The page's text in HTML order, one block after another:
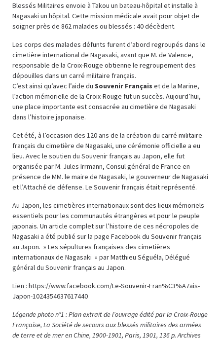
Blessés Militaires envoie à Takou un bateau-hôpital et installe à
Nagasaki un hôpital. Cette mission médicale avait pour objet de
soigner près de 862 malades ou blessés : 40 décèdent.
Les corps des malades défunts furent d’abord regroupés dans le
cimetière international de Nagasaki, avant que M. de Valence,
responsable de la Croix-Rouge obtienne le regroupement des
dépouilles dans un carré militaire français.
C’est ainsi qu’avec l’aide du Souvenir Français et de la Marine,
l’action mémorielle de la Croix-Rouge fut un succès. Aujourd’hui,
une place importante est consacrée au cimetière de Nagasaki
dans l’histoire japonaise.
Cet été, à l’occasion des 120 ans de la création du carré militaire
français du cimetière de Nagasaki, une cérémonie officielle a eu
lieu. Avec le soutien du Souvenir français au Japon, elle fut
organisée par M. Jules Irrmann, Consul général de France en
présence de MM. le maire de Nagasaki, le gouverneur de Nagasaki
et l’Attaché de défense. Le Souvenir français était représenté.
Au Japon, les cimetières internationaux sont des lieux mémoriels
essentiels pour les communautés étrangères et pour le peuple
japonais. Un article complet sur l’histoire de ces nécropoles de
Nagasaki a été publié sur la page Facebook du Souvenir français
au Japon. » Les sépultures françaises des cimetières
internationaux de Nagasaki » par Matthieu Séguéla, Délégué
général du Souvenir français au Japon.
Lien : https://www.facebook.com/Le-Souvenir-Fran%C3%A7ais-
Japon-1024354637617440
Légende photo n°1 : Plan extrait de l’ouvrage édité par la Croix-Rouge
Française, La Société de secours aux blessés militaires des armées
de terre et de mer en Chine, 1900-1901, Paris, 1901, 136 p. Archives